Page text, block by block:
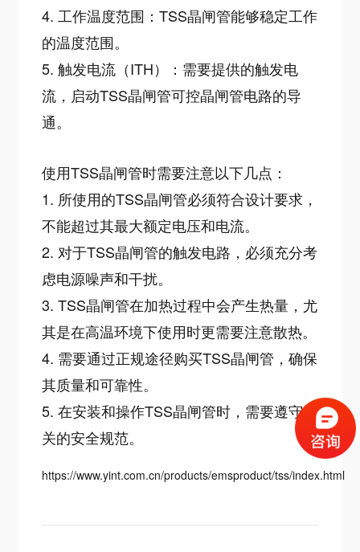
4. 工作温度范围：TSS晶闸管能够稳定工作
的温度范围。
5. 触发电流（ITH）：需要提供的触发电
流，启动TSS晶闸管可控晶闸管电路的导
通。
使用TSS晶闸管时需要注意以下几点：
1. 所使用的TSS晶闸管必须符合设计要求，
不能超过其最大额定电压和电流。
2. 对于TSS晶闸管的触发电路，必须充分考
虑电源噪声和干扰。
3. TSS晶闸管在加热过程中会产生热量，尤
其是在高温环境下使用时更需要注意散热。
4. 需要通过正规途径购买TSS晶闸管，确保
其质量和可靠性。
5. 在安装和操作TSS晶闸管时，需要遵守相
关的安全规范。
https://www.yint.com.cn/products/emsproduct/tss/index.html